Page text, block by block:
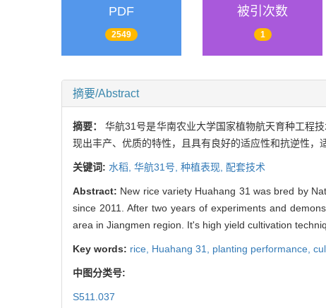
PDF
2549
被引次数
1
摘要/Abstract
摘要：华航31号是华南农业大学国家植物航天育种工程
现出丰产、优质的特性，且具有良好的适应性和抗逆性，
关键词: 水稻, 华航31号, 种植表现, 配套技术
Abstract: New rice variety Huahang 31 was bred by
since 2011. After two years of experiments and
area in Jiangmen region. It's high yield cultivation
Key words: rice, Huahang 31, planting performance,
中图分类号:
S511.037